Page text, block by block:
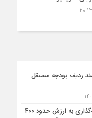
ردیف بودجه مستقل
امضای قرارداد سرمایه‌گذاری به ارزش حدود ۴۰۰